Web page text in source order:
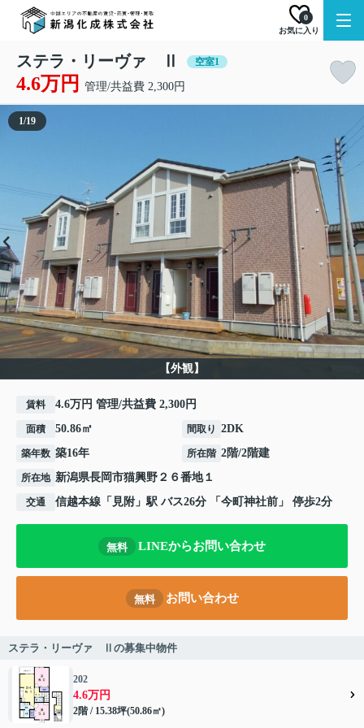
お気に入り
0
ステラ・リーヴァ Ⅱ 空室1
4.6万円 管理/共益費 2,300円
【外観】
1/19
賃料 4.6万円 管理/共益費 2,300円
面積 50.86㎡ 間取り 2DK
築年数 築16年 所在階 2階/2階建
所在地 新潟県長岡市猫興野 ２６番地１
交通 信越本線 「 見附 」駅 バス26分 「今町神社前」 停歩2分
無料 LINEからお問い合わせ
無料 お問い合わせ
ステラ・リーヴァ Ⅱの募集中物件
202
4.6万円
2階 / 15.38坪(50.86㎡)